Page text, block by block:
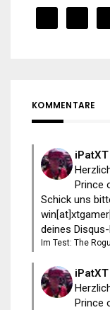
KOMMENTARE
iPatXT
Prince
Schick uns
deines
Im Test: The
iPatXT
Prince